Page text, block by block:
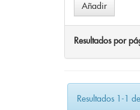
Resultados por
Resultados 1-1